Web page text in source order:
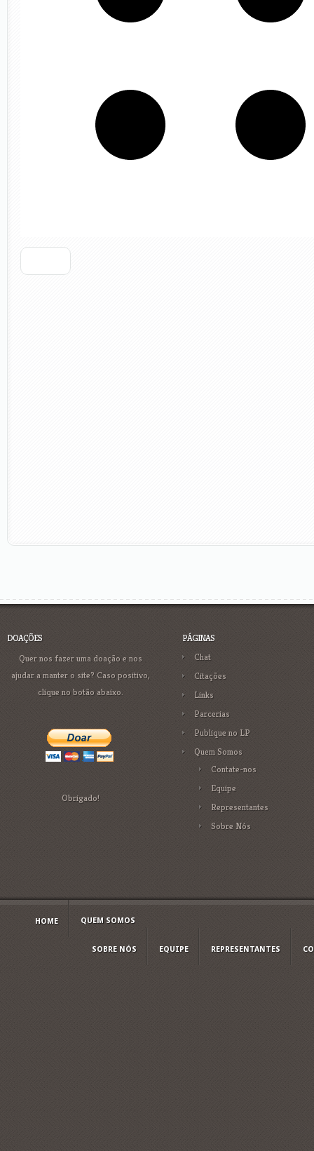
DOAÇÕES
Quer nos fazer uma doação e nos
ajudar a manter o site? Caso positivo,
clique no botão abaixo.
Obrigado!
PÁGINAS
Chat
Citações
Links
Parcerias
Publique no LP
Quem Somos
Contate-nos
Equipe
Representantes
Sobre Nós
HOME QUEM SOMOS
SOBRE NÓS EQUIPE REPRESENTANTES